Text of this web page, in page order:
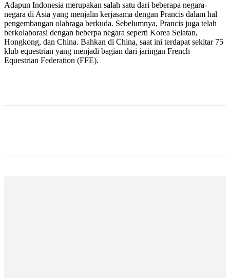
Adapun Indonesia merupakan salah satu dari beberapa negara-
negara di Asia yang menjalin kerjasama dengan Prancis dalam hal
pengembangan olahraga berkuda. Sebelumnya, Prancis juga telah
berkolaborasi dengan beberpa negara seperti Korea Selatan,
Hongkong, dan China. Bahkan di China, saat ini terdapat sekitar 75
klub equestrian yang menjadi bagian dari jaringan French
Equestrian Federation (FFE).